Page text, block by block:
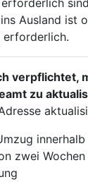
Ausland ist
erforderlich.
verpflichtet,
zu
zwei